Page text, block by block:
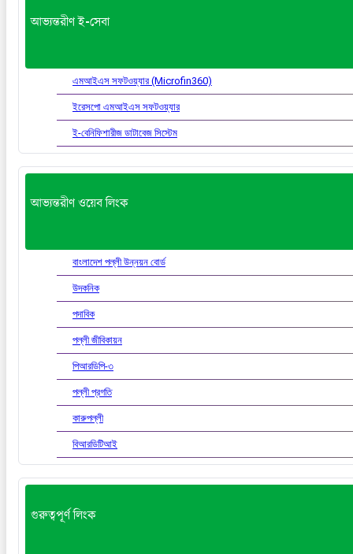
আভ্যন্তরীণ ই-সেবা
এমআইএস সফটওয়্যার (Microfin360)
ইরেসপো এমআইএস সফটওয়্যার
ই-বেনিফিশারীজ ডাটাবেজ সিস্টেম
আভ্যন্তরীণ ওয়েব লিংক
বাংলাদেশ পল্লী উন্নয়ন বোর্ড
উদকনিক
পদাবিক
পল্লী জীবিকায়ন
পিআরডিপি-৩
পল্লী প্রগতি
কারুপল্লী
বিআরডিটিআই
গুরুত্বপূর্ণ লিংক